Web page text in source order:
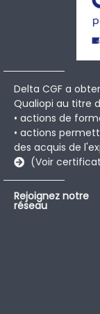
Delta CGF a
Qualiopi au titre
• actions de
• actions
des acquis de
(Voir
Rejoignez notre
réseau